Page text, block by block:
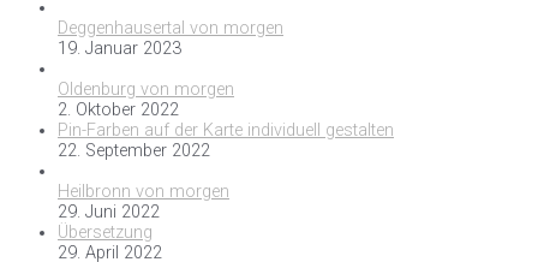
Deggenhausertal von morgen
19. Januar 2023
Oldenburg von morgen
2. Oktober 2022
Pin-Farben auf der Karte individuell gestalten
22. September 2022
Heilbronn von morgen
29. Juni 2022
Übersetzung
29. April 2022